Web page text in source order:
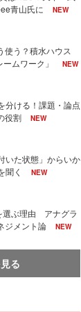
青山氏に
NEW
使う？積水ハウス
ムワーク」
NEW
分ける！課題・論点
役割
NEW
いた状態」からいか
聞く
NEW
選ぶ理由 アナグラ
ジメント論
NEW
る